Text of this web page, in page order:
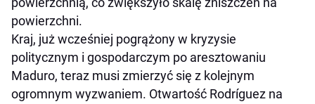
powierzchni.
Kraj, już wcześniej pogrążony w kryzysie
politycznym i gospodarczym po aresztowaniu
Maduro, teraz musi zmierzyć się z kolejnym
ogromnym wyzwaniem. Otwartość Rodríguez na